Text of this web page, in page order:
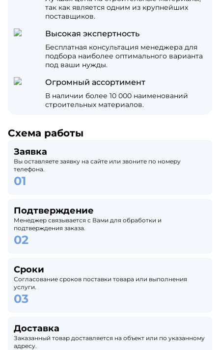
так как является одним из крупнейших
поставщиков.
Высокая экспертность
Бесплатная консультация менеджера для
подбора наиболее оптимального варианта
под ваши нужды.
Огромный ассортимент
В наличии более 10 000 наименований
строительных материалов.
Схема работы
Заявка
Вы оставляете заявку на сайте или звоните по номеру
телефона.
Подтверждение
Менеджер связывается с Вами для обработки и
подтверждения заказа.
Сроки
Согласование сроков поставки товара или выполнения
услуги.
Доставка
Заказанный товар доставляется на объект или по указанному
адресу.